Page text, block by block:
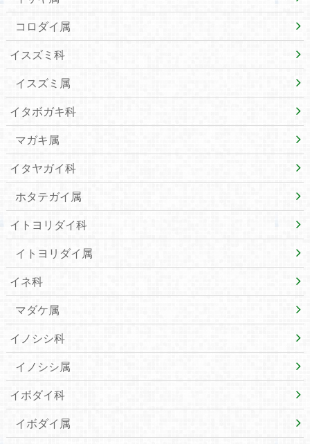
コロダイ属
イスズミ科
イスズミ属
イタボガキ科
マガキ属
イタヤガイ科
ホタテガイ属
イトヨリダイ科
イトヨリダイ属
イネ科
マダケ属
イノシシ科
イノシシ属
イボダイ科
イボダイ属